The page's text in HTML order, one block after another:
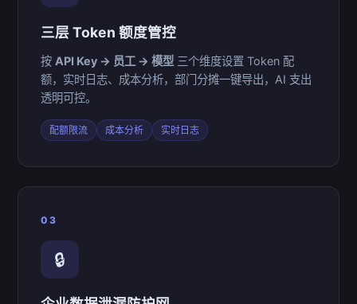
三层 Token 额度管控
按 API Key → 员工 → 模型 三个维度设置 Token 配
额，实时日志、成本分析，部门分摊一键导出，AI 支出
透明可控。
配额限流 成本分析 实时日志
03
🔒